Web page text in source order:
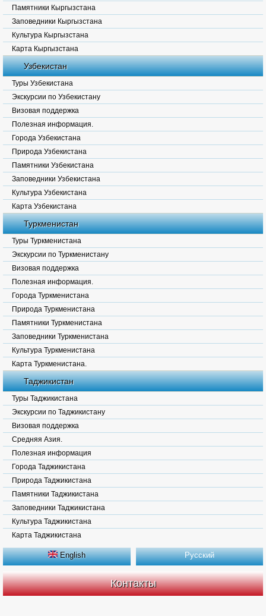
Памятники Кыргызстана
Заповедники Кыргызстана
Культура Кыргызстана
Карта Кыргызстана
Узбекистан
Туры Узбекистана
Экскурсии по Узбекистану
Визовая поддержка
Полезная информация.
Города Узбекистана
Природа Узбекистана
Памятники Узбекистана
Заповедники Узбекистана
Культура Узбекистана
Карта Узбекистана
Туркменистан
Туры Туркменистана
Экскурсии по Туркменистану
Визовая поддержка
Полезная информация.
Города Туркменистана
Природа Туркменистана
Памятники Туркменистана
Заповедники Туркменистана
Культура Туркменистана
Карта Туркменистана.
Таджикистан
Туры Таджикистана
Экскурсии по Таджикистану
Визовая поддержка
Средняя Азия.
Полезная информация
Города Таджикистана
Природа Таджикистана
Памятники Таджикистана
Заповедники Таджикистана
Культура Таджикистана
Карта Таджикистана
English Русский
Контакты